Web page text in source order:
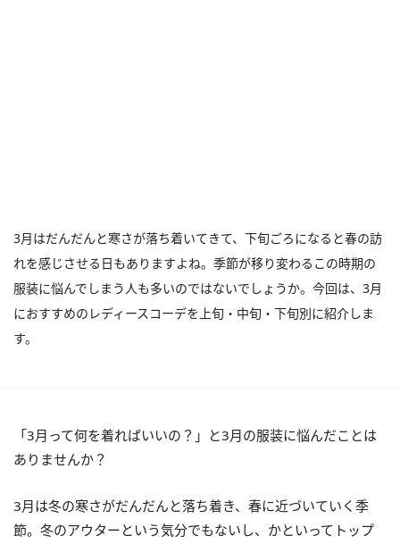
3月はだんだんと寒さが落ち着いてきて、下旬ごろになると春の訪
れを感じさせる日もありますよね。季節が移り変わるこの時期の
服装に悩んでしまう人も多いのではないでしょうか。今回は、3月
におすすめのレディースコーデを上旬・中旬・下旬別に紹介しま
す。
「3月って何を着ればいいの？」と3月の服装に悩んだことは
ありませんか？
3月は冬の寒さがだんだんと落ち着き、春に近づいていく季
節。冬のアウターという気分でもないし、かといってトップ